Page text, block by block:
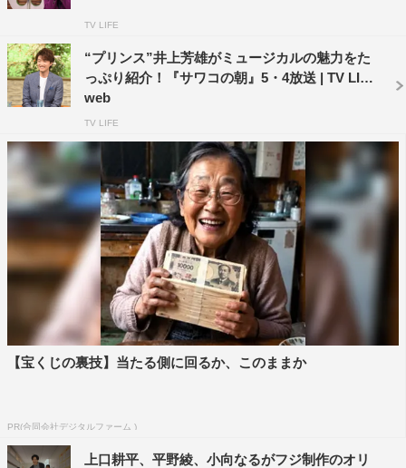
TV LIFE
“プリンス”井上芳雄がミュージカルの魅力をた
っぷり紹介！『サワコの朝』5・4放送 | TV LIFE
web
TV LIFE
【宝くじの裏技】当たる側に回るか、このままか
PR(合同会社デジタルファーム )
上口耕平、平野綾、小向なるがフジ制作のオリ